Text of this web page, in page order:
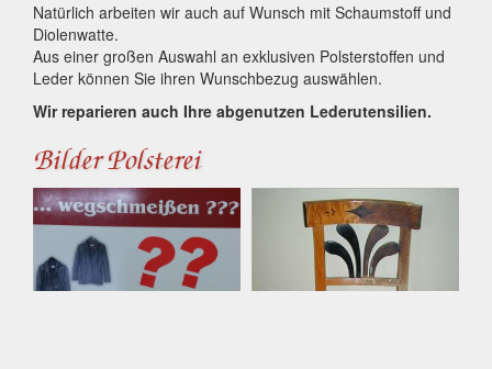
Natürlich arbeiten wir auch auf Wunsch mit Schaumstoff und
Diolenwatte.
Aus einer großen Auswahl an exklusiven Polsterstoffen und
Leder können Sie ihren Wunschbezug auswählen.
Wir reparieren auch Ihre abgenutzen Lederutensilien.
Bilder Polsterei